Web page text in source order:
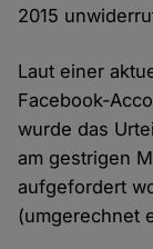
2015
Laut einer
Facebook-
wurde das
am gestrigen
aufgefordert
(umgerechnet